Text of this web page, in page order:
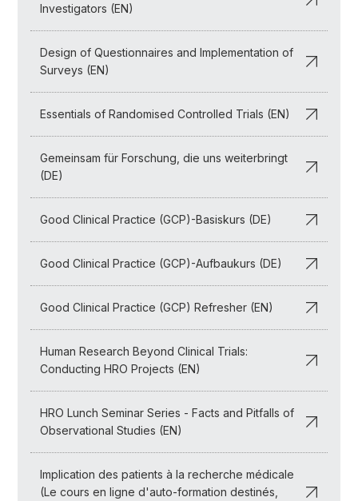
Investigators (EN)
Design of Questionnaires and Implementation of
Surveys (EN)
Essentials of Randomised Controlled Trials (EN)
Gemeinsam für Forschung, die uns weiterbringt
(DE)
Good Clinical Practice (GCP)-Basiskurs (DE)
Good Clinical Practice (GCP)-Aufbaukurs (DE)
Good Clinical Practice (GCP) Refresher (EN)
Human Research Beyond Clinical Trials:
Conducting HRO Projects (EN)
HRO Lunch Seminar Series - Facts and Pitfalls of
Observational Studies (EN)
Implication des patients à la recherche médicale
(Le cours en ligne d'auto-formation destinés,